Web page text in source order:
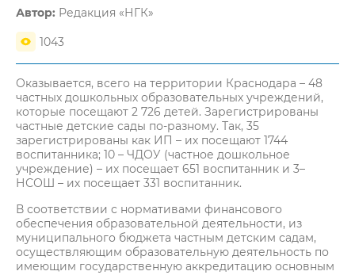
Автор: Редакция «НГК»
1043
Оказывается, всего на территории Краснодара – 48
частных дошкольных образовательных учреждений,
которые посещают 2 726 детей. Зарегистрированы
частные детские сады по-разному. Так, 35
зарегистрированы как ИП – их посещают 1744
воспитанника; 10 – ЧДОУ (частное дошкольное
учреждение) – их посещает 651 воспитанник и 3–
НСОШ – их посещает 331 воспитанник.
В соответствии с нормативами финансового
обеспечения образовательной деятельности, из
муниципального бюджета частным детским садам,
осуществляющим образовательную деятельность по
имеющим государственную аккредитацию основным